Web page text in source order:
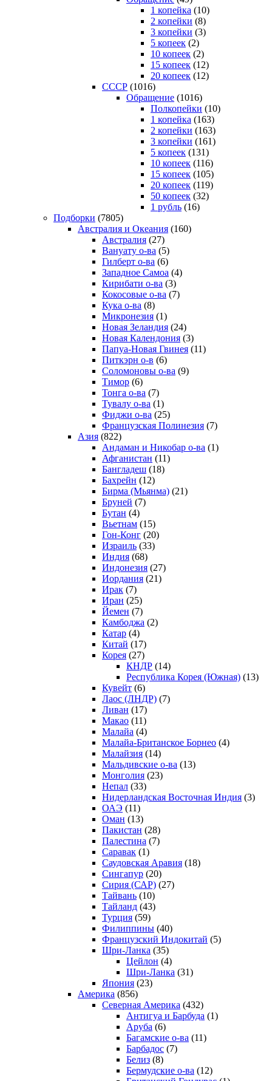
1 копейка (10)
2 копейки (8)
3 копейки (3)
5 копеек (2)
10 копеек (2)
15 копеек (12)
20 копеек (12)
СССР (1016)
Обращение (1016)
Полкопейки (10)
1 копейка (163)
2 копейки (163)
3 копейки (161)
5 копеек (131)
10 копеек (116)
15 копеек (105)
20 копеек (119)
50 копеек (32)
1 рубль (16)
Подборки (7805)
Австралия и Океания (160)
Австралия (27)
Вануату о-ва (5)
Гилберт о-ва (6)
Западное Самоа (4)
Кирибати о-ва (3)
Кокосовые о-ва (7)
Кука о-ва (8)
Микронезия (1)
Новая Зеландия (24)
Новая Календония (3)
Папуа-Новая Гвинея (11)
Питкэрн о-в (6)
Соломоновы о-ва (9)
Тимор (6)
Тонга о-ва (7)
Тувалу о-ва (1)
Фиджи о-ва (25)
Французская Полинезия (7)
Азия (822)
Андаман и Никобар о-ва (1)
Афганистан (11)
Бангладеш (18)
Бахрейн (12)
Бирма (Мьянма) (21)
Бруней (7)
Бутан (4)
Вьетнам (15)
Гон-Конг (20)
Израиль (33)
Индия (68)
Индонезия (27)
Иордания (21)
Ирак (7)
Иран (25)
Йемен (7)
Камбоджа (2)
Катар (4)
Китай (17)
Корея (27)
КНДР (14)
Республика Корея (Южная) (13)
Кувейт (6)
Лаос (ЛНДР) (7)
Ливан (17)
Макао (11)
Малайа (4)
Малайа-Британское Борнео (4)
Малайзия (14)
Мальдивские о-ва (13)
Монголия (23)
Непал (33)
Нидерландская Восточная Индия (3)
ОАЭ (11)
Оман (13)
Пакистан (28)
Палестина (7)
Саравак (1)
Саудовская Аравия (18)
Сингапур (20)
Сирия (САР) (27)
Тайвань (10)
Тайланд (43)
Турция (59)
Филиппины (40)
Французский Индокитай (5)
Шри-Ланка (35)
Цейлон (4)
Шри-Ланка (31)
Япония (23)
Америка (856)
Северная Америка (432)
Антигуа и Барбуда (1)
Аруба (6)
Багамские о-ва (11)
Барбадос (7)
Белиз (8)
Бермудские о-ва (12)